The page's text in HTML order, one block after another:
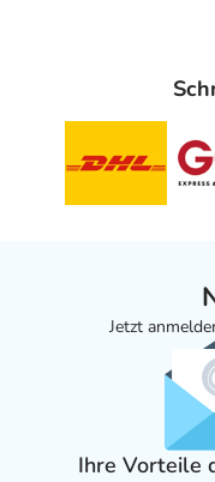
Adresse des
Medicos Kosmetik
elektronische
Jetzt
Ihre Vorteile